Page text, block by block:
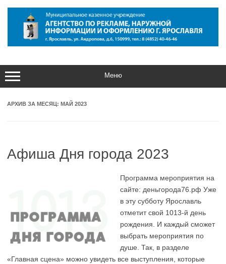
содержимому
Меню
АРХИВ ЗА МЕСЯЦ: МАЙ 2023
Афиша Дня города 2023
Программа мероприятия на
сайте: деньгорода76.рф Уже
в эту субботу Ярославль
отметит свой 1013-й день
рождения. И каждый сможет
выбрать мероприятия по
душе. Так, в разделе
«Главная сцена» можно увидеть все выступления, которые